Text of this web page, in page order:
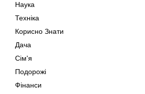
Наука
Техніка
Корисно Знати
Дача
Сім'я
Подорожі
Фінанси